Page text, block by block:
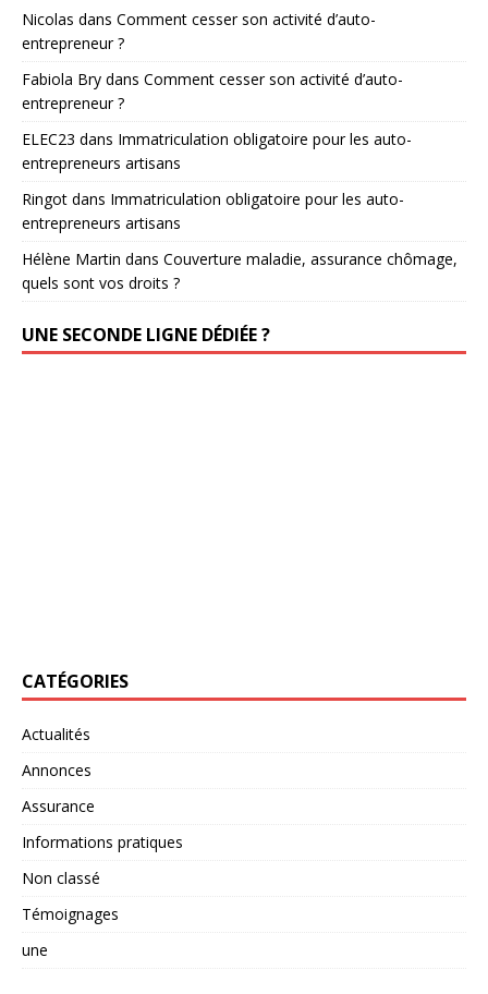
Nicolas dans Comment cesser son activité d’auto-
entrepreneur ?
Fabiola Bry dans Comment cesser son activité d’auto-
entrepreneur ?
ELEC23 dans Immatriculation obligatoire pour les auto-
entrepreneurs artisans
Ringot dans Immatriculation obligatoire pour les auto-
entrepreneurs artisans
Hélène Martin dans Couverture maladie, assurance chômage,
quels sont vos droits ?
UNE SECONDE LIGNE DÉDIÉE ?
CATÉGORIES
Actualités
Annonces
Assurance
Informations pratiques
Non classé
Témoignages
une